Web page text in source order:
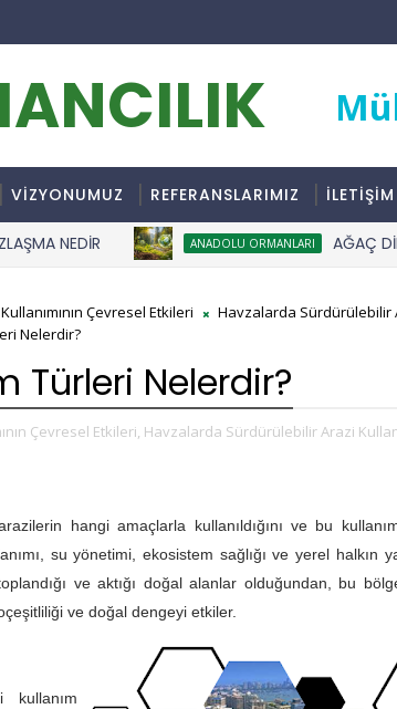
VİZYONUMUZ REFERANSLARIMIZ İLETİŞİM
NEDİR ANADOLU ORMANLARI AĞAÇ
Çevresel Etkileri
Havzalarda Sürdürülebilir
Nelerdir?
Türleri Nelerdir?
Çevresel Etkileri, Havzalarda Sürdürülebilir Arazi
hangi amaçlarla kullanıldığını ve bu
su yönetimi, ekosistem sağlığı ve yerel halkın
ve aktığı doğal alanlar olduğundan, bu
ve doğal dengeyi etkiler.